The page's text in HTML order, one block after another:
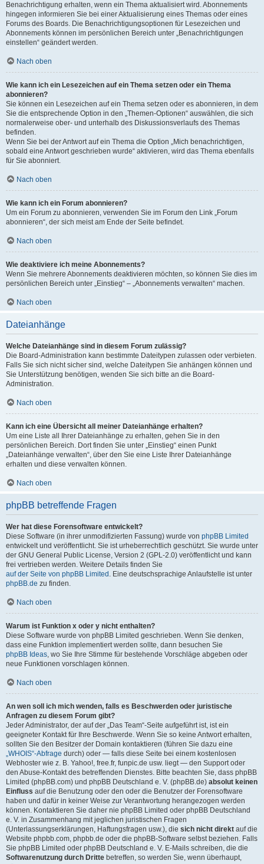
Benachrichtigung erhalten, wenn ein Thema aktualisiert wird. Abonnements
hingegen informieren Sie bei einer Aktualisierung eines Themas oder eines
Forums des Boards. Die Benachrichtigungsoptionen für Lesezeichen und
Abonnements können im persönlichen Bereich unter „Benachrichtigungen
einstellen“ geändert werden.
Nach oben
Wie kann ich ein Lesezeichen auf ein Thema setzen oder ein Thema
abonnieren?
Sie können ein Lesezeichen auf ein Thema setzen oder es abonnieren, in dem
Sie die entsprechende Option in den „Themen-Optionen“ auswählen, die sich
normalerweise ober- und unterhalb des Diskussionsverlaufs des Themas
befinden.
Wenn Sie bei der Antwort auf ein Thema die Option „Mich benachrichtigen,
sobald eine Antwort geschrieben wurde“ aktivieren, wird das Thema ebenfalls
für Sie abonniert.
Nach oben
Wie kann ich ein Forum abonnieren?
Um ein Forum zu abonnieren, verwenden Sie im Forum den Link „Forum
abonnieren“, der sich meist am Ende der Seite befindet.
Nach oben
Wie deaktiviere ich meine Abonnements?
Wenn Sie mehrere Abonnements deaktivieren möchten, so können Sie dies im
persönlichen Bereich unter „Einstieg“ – „Abonnements verwalten“ machen.
Nach oben
Dateianhänge
Welche Dateianhänge sind in diesem Forum zulässig?
Die Board-Administration kann bestimmte Dateitypen zulassen oder verbieten.
Falls Sie sich nicht sicher sind, welche Dateitypen Sie anhängen können und
Sie Unterstützung benötigen, wenden Sie sich bitte an die Board-
Administration.
Nach oben
Kann ich eine Übersicht all meiner Dateianhänge erhalten?
Um eine Liste all Ihrer Dateianhänge zu erhalten, gehen Sie in den
persönlichen Bereich. Dort finden Sie unter „Einstieg“ einen Punkt
„Dateianhänge verwalten“, über den Sie eine Liste Ihrer Dateianhänge
erhalten und diese verwalten können.
Nach oben
phpBB betreffende Fragen
Wer hat diese Forensoftware entwickelt?
Diese Software (in ihrer unmodifizierten Fassung) wurde von phpBB Limited
entwickelt und veröffentlicht. Sie ist urheberrechtlich geschützt. Sie wurde unter
der GNU General Public License, Version 2 (GPL-2.0) veröffentlicht und kann
frei vertrieben werden. Weitere Details finden Sie
auf der Seite von phpBB Limited . Eine deutschsprachige Anlaufstelle ist unter
phpBB.de zu finden.
Nach oben
Warum ist Funktion x oder y nicht enthalten?
Diese Software wurde von phpBB Limited geschrieben. Wenn Sie denken,
dass eine Funktion implementiert werden sollte, dann besuchen Sie
phpBB Ideas, wo Sie Ihre Stimme für bestehende Vorschläge abgeben oder
neue Funktionen vorschlagen können.
Nach oben
An wen soll ich mich wenden, falls es Beschwerden oder juristische
Anfragen zu diesem Forum gibt?
Jeder Administrator, der auf der „Das Team“-Seite aufgeführt ist, ist ein
geeigneter Kontakt für Ihre Beschwerde. Wenn Sie so keine Antwort erhalten,
sollten Sie den Besitzer der Domain kontaktieren (führen Sie dazu eine
„WHOIS“-Abfrage durch) oder — falls diese Seite bei einem kostenlosen
Webhoster wie z. B. Yahoo!, free.fr, funpic.de usw. liegt — den Support oder
den Abuse-Kontakt des betreffenden Dienstes. Bitte beachten Sie, dass phpBB
Limited (phpBB.com) und phpBB Deutschland e. V. (phpBB.de) absolut keinen
Einfluss auf die Benutzung oder den oder die Benutzer der Forensoftware
haben und dafür in keiner Weise zur Verantwortung herangezogen werden
können. Kontaktieren Sie daher nie phpBB Limited oder phpBB Deutschland
e. V. in Zusammenhang mit jeglichen juristischen Fragen
(Unterlassungserklärungen, Haftungsfragen usw.), die sich nicht direkt auf die
Website phpbb.com, phpbb.de oder die phpBB-Software selbst beziehen. Falls
Sie phpBB Limited oder phpBB Deutschland e. V. E-Mails schreiben, die die
Softwarenutzung durch Dritte betreffen, so werden Sie, wenn überhaupt,